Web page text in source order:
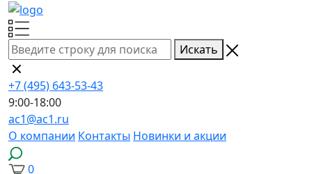
Искать
+7 (495) 643-53-43
9:00-18:00
ac1@ac1.ru
О компании Контакты Новинки и акции
0